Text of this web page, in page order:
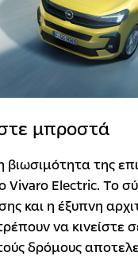
μπροστά
βιωσιμότητα της
Vivaro Electric. Το
και η έξυπνη
να κινείστε
δρόμους